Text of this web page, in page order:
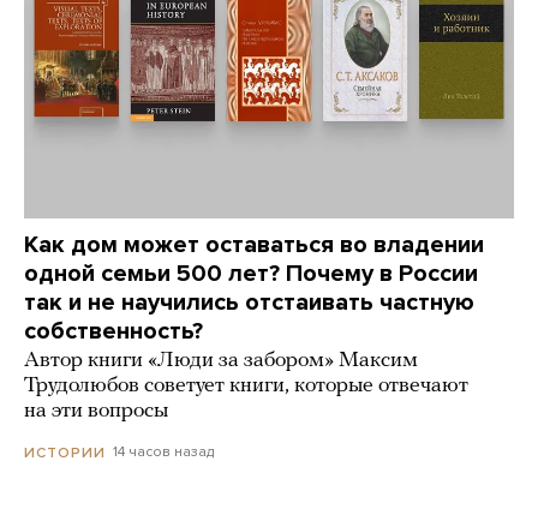
Как дом может оставаться во владении
одной семьи 500 лет? Почему в России
так и не научились отстаивать частную
собственность?
Автор книги «Люди за забором» Максим
Трудолюбов советует книги, которые отвечают
на эти вопросы
ИСТОРИИ 14 часов назад